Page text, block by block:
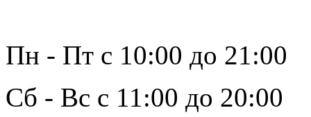
Пн - Пт с 10:00 до 21:00
Сб - Вс с 11:00 до 20:00